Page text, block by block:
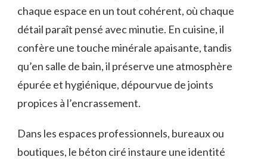
chaque espace en un tout cohérent, où chaque
détail paraît pensé avec minutie. En cuisine, il
confère une touche minérale apaisante, tandis
qu’en salle de bain, il préserve une atmosphère
épurée et hygiénique, dépourvue de joints
propices à l’encrassement.
Dans les espaces professionnels, bureaux ou
boutiques, le béton ciré instaure une identité